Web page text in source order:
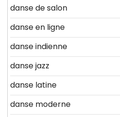
danse de salon
danse en ligne
danse indienne
danse jazz
danse latine
danse moderne